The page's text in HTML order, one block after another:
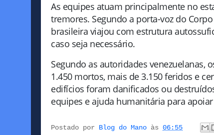
As equipes atuam principalmente no
tremores. Segundo a porta-voz do
brasileira viajou com estrutura
caso seja necessário.
Segundo as autoridades venezuelanas,
1.450 mortos, mais de 3.150 feridos e
edifícios foram danificados ou
equipes e ajuda humanitária para
Postado por Blog do Mano às 06:55